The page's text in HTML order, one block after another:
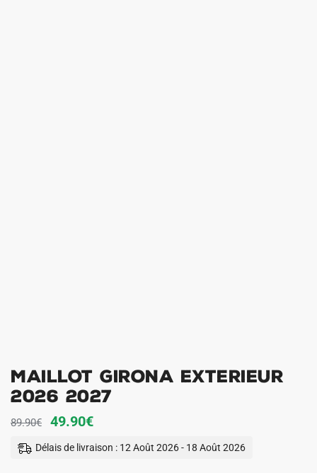
Maillot Girona Exterieur
2026 2027
89.90€
Le
prix
49.90€Le
prix
Délais de livraison : 12 Août 2026 - 18 Août 2026